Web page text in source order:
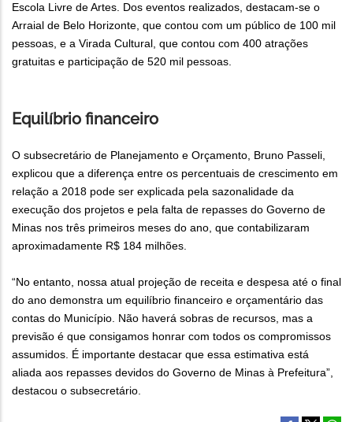
Escola Livre de Artes. Dos eventos realizados, destacam-se o
Arraial de Belo Horizonte, que contou com um público de 100 mil
pessoas, e a Virada Cultural, que contou com 400 atrações
gratuitas e participação de 520 mil pessoas.
Equilíbrio financeiro
O subsecretário de Planejamento e Orçamento, Bruno Passeli,
explicou que a diferença entre os percentuais de crescimento em
relação a 2018 pode ser explicada pela sazonalidade da
execução dos projetos e pela falta de repasses do Governo de
Minas nos três primeiros meses do ano, que contabilizaram
aproximadamente R$ 184 milhões.
“No entanto, nossa atual projeção de receita e despesa até o final
do ano demonstra um equilíbrio financeiro e orçamentário das
contas do Município. Não haverá sobras de recursos, mas a
previsão é que consigamos honrar com todos os compromissos
assumidos. É importante destacar que essa estimativa está
aliada aos repasses devidos do Governo de Minas à Prefeitura”,
destacou o subsecretário.